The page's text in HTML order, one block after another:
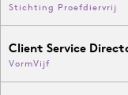
Stichting Proefdiervrij
Client Service
VormVijf